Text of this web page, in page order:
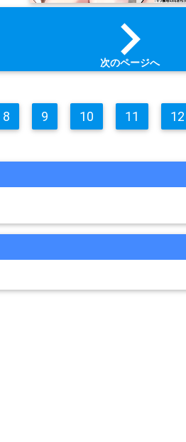
chevron_right
次のページへ
8 9 10 11 12